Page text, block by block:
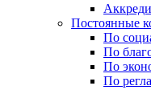
Постоянные
По
По
По
По